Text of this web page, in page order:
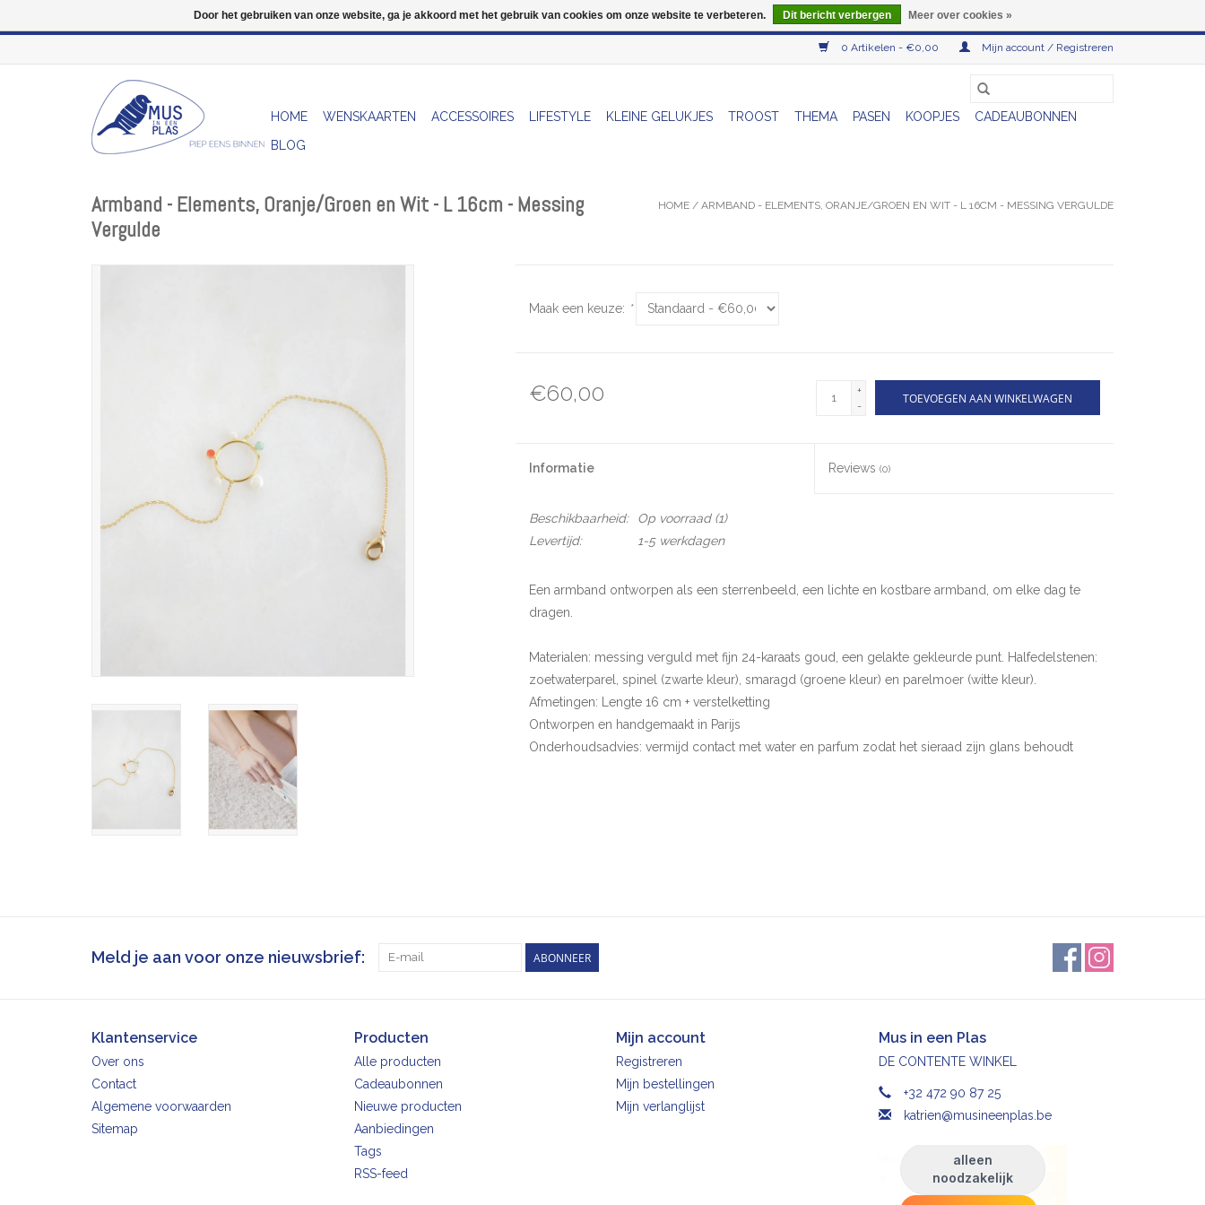
0 Artikelen - €0,00 Mijn account / Registreren
HOME WENSKAARTEN ACCESSOIRES LIFESTYLE KLEINE GELUKJES TROOST THEMA PASEN KOOPJES
CADEAUBONNEN
BLOG
Armband - Elements, Oranje/Groen en Wit - L 16cm - Messing
Vergulde
HOME / ARMBAND - ELEMENTS, ORANJE/GROEN EN WIT - L 16CM - MESSING VERGULDE
Maak een keuze: *
€60,00
+
-
TOEVOEGEN AAN WINKELWAGEN
Informatie Reviews(0)
Beschikbaarheid: Op voorraad(1)
Levertijd:
1-5 werkdagen
Een armband ontworpen als een sterrenbeeld, een lichte en kostbare armband, om elke dag te
dragen.
Materialen: messing verguld met fijn 24-karaats goud, een gelakte gekleurde punt. Halfedelstenen:
zoetwaterparel, spinel (zwarte kleur), smaragd (groene kleur) en parelmoer (witte kleur).
Afmetingen: Lengte 16 cm + verstelketting
Ontworpen en handgemaakt in Parijs
Onderhoudsadvies: vermijd contact met water en parfum zodat het sieraad zijn glans behoudt
Meld je aan voor onze nieuwsbrief: ABONNEER
Klantenservice
Over ons
Contact
Algemene voorwaarden
Sitemap
Producten
Alle producten
Cadeaubonnen
Nieuwe producten
Aanbiedingen
Tags
RSS-feed
Mijn account
Registreren
Mijn bestellingen
Mijn verlanglijst
Mus in een Plas
DE CONTENTE WINKEL
+32 472 90 87 25
katrien@musineenplas.be
Door het gebruiken van onze website, ga je akkoord met het gebruik van cookies om onze website te verbeteren. Dit bericht verbergen Meer over cookies »
Wij zijn uitzonderlijk gesloten op Do 13/08